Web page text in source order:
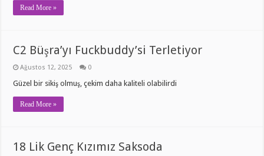
Read More »
C2 Büşra’yı Fuckbuddy’si Terletiyor
Ağustos 12, 2025 0
Güzel bir sikiş olmuş, çekim daha kaliteli olabilirdi
Read More »
18 Lik Genç Kızımız Saksoda